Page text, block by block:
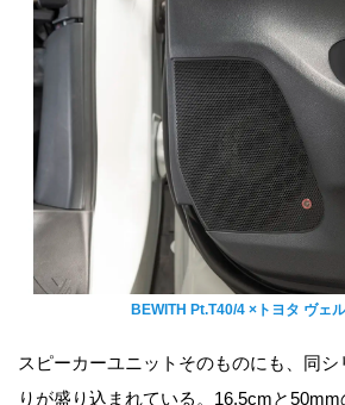
BEWITH Pt.T40/4 ×トヨタ ヴェ
スピーカーユニットそのものにも、同
りが盛り込まれている。16.5cmと